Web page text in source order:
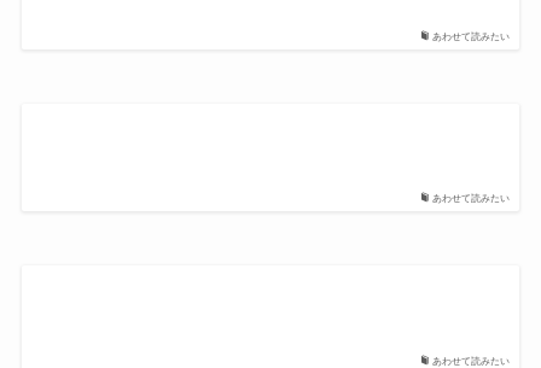
あわせて読みたい
あわせて読みたい
あわせて読みたい